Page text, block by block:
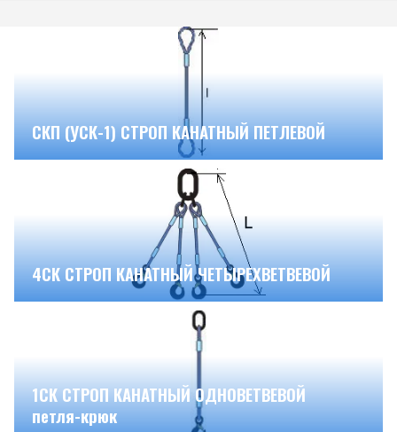
СКП (УСК-1) СТРОП КАНАТНЫЙ ПЕТЛЕВОЙ
4СК СТРОП КАНАТНЫЙ ЧЕТЫРЕХВЕТВЕВОЙ
1СК СТРОП КАНАТНЫЙ ОДНОВЕТВЕВОЙ
петля-крюк